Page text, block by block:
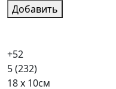
Добавить
+52
5(232)
18 x 10см